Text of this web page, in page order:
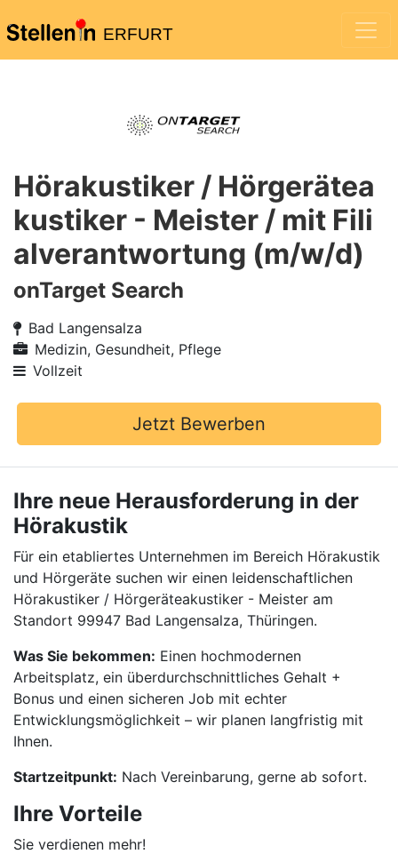
ERFURT
Hörakustiker / Hörgerätea
kustiker - Meister / mit Fili
alverantwortung (m/w/d)
onTarget Search
Bad Langensalza
Medizin, Gesundheit, Pflege
Vollzeit
Jetzt Bewerben
Ihre neue Herausforderung in der
Hörakustik
Für ein etabliertes Unternehmen im Bereich Hörakustik
und Hörgeräte suchen wir einen leidenschaftlichen
Hörakustiker / Hörgeräteakustiker - Meister am
Standort 99947 Bad Langensalza, Thüringen.
Was Sie bekommen: Einen hochmodernen
Arbeitsplatz, ein überdurchschnittliches Gehalt +
Bonus und einen sicheren Job mit echter
Entwicklungsmöglichkeit – wir planen langfristig mit
Ihnen.
Startzeitpunkt: Nach Vereinbarung, gerne ab sofort.
Ihre Vorteile
Sie verdienen mehr!